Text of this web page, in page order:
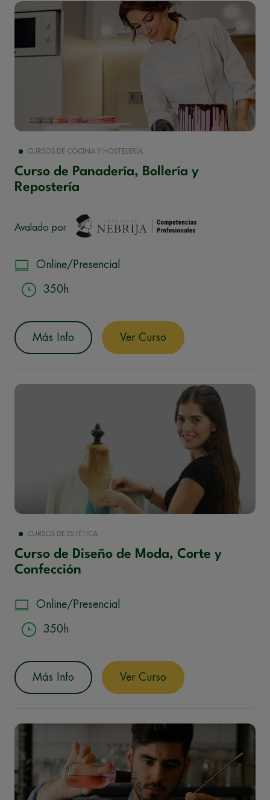
CURSOS DE COCINA Y HOSTELERÍA
Curso de Panadería, Bollería y
Repostería
Avalado por
Online/Presencial
350h
Más Info Ver Curso
CURSOS DE ESTÉTICA
Curso de Diseño de Moda, Corte y
Confección
Online/Presencial
350h
Más Info Ver Curso